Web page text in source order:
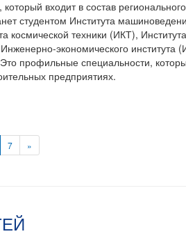
входит в состав
студентом Института
космической техники (ИКТ),
экономического института
профильные специальности,
предприятиях.
7 »